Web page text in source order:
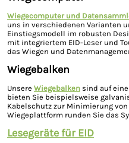
Wiegecomputer und
uns in verschiedenen Varianten
Einstiegsmodell im robusten
mit integriertem EID-Leser und
das Wiegen und
Wiegebalken
Unsere Wiegebalken sind auf eine
bieten Sie beispielsweise
Kabelschutz zur Minimierung
Wiegeplattform runden Sie das
Lesegeräte für EID